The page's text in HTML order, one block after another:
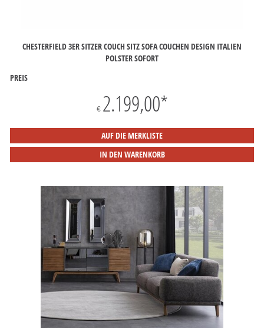
CHESTERFIELD 3ER SITZER COUCH SITZ SOFA COUCHEN DESIGN ITALIEN
POLSTER SOFORT
PREIS
€ 2.199,00*
AUF DIE MERKLISTE
IN DEN WARENKORB